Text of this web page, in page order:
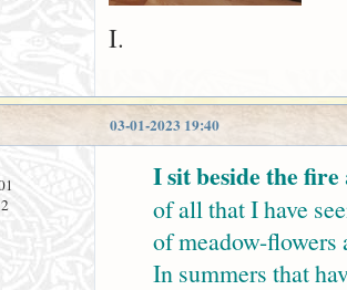
I.
03-01-2023 19:40
I sit beside the fire
of all that I have
of meadow-flowers
In summers that